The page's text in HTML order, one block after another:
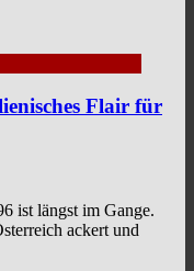
Flair für
ist längst im Gange.
ackert und